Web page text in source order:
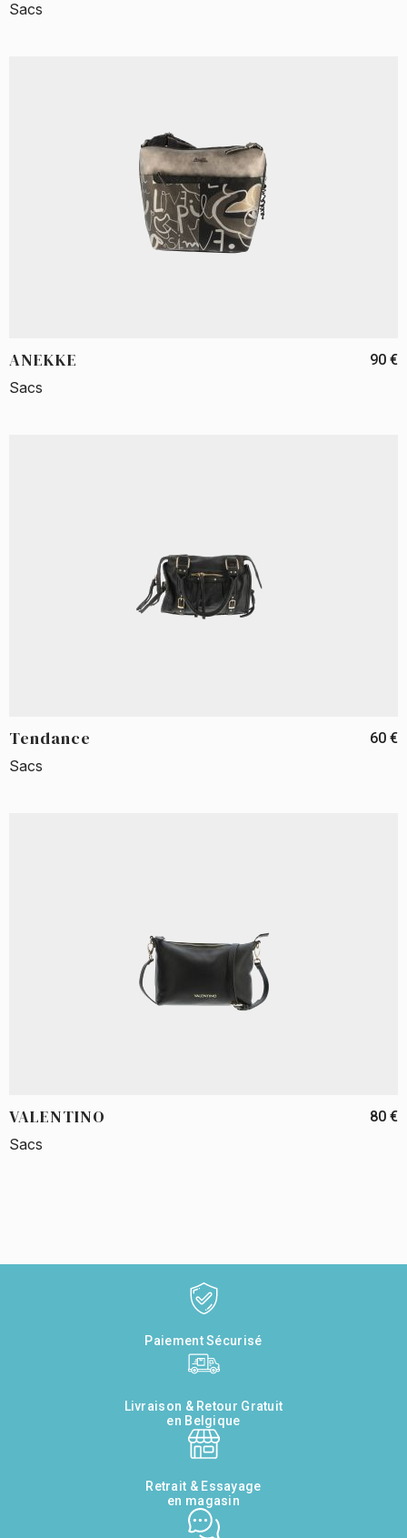
Sacs
ANEKKE 90 €
Sacs
Tendance 60 €
Sacs
VALENTINO 80 €
Sacs
Paiement Sécurisé
Livraison & Retour Gratuit
en Belgique
Retrait & Essayage
en magasin